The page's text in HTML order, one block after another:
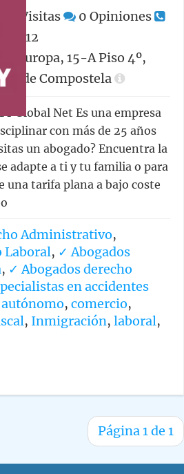
Visitas 0 Opiniones
52 12
Europa, 15-A Piso 4º,
de Compostela
Global Net Es una empresa
con más de 25 años
un abogado? Encuentra la
adapte a ti y tu familia o para
una tarifa plana a bajo coste
Administrativo,
Laboral, ✓ Abogados
, ✓ Abogados derecho
en accidentes
autónomo, comercio,
, Inmigración, laboral,
Página 1 de 1